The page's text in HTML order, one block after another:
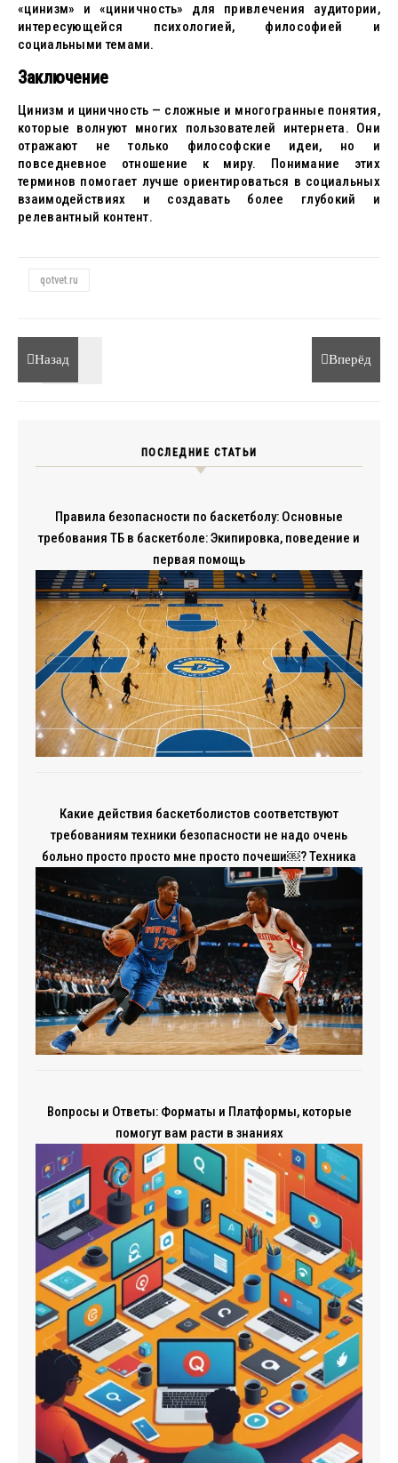
«цинизм» и «циничность» для привлечения аудитории,
интересующейся психологией, философией и
социальными темами.
Заключение
Цинизм и циничность — сложные и многогранные понятия,
которые волнуют многих пользователей интернета. Они
отражают не только философские идеи, но и
повседневное отношение к миру. Понимание этих
терминов помогает лучше ориентироваться в социальных
взаимодействиях и создавать более глубокий и
релевантный контент.
qotvet.ru
Назад Вперёд
ПОСЛЕДНИЕ СТАТЬИ
Правила безопасности по баскетболу: Основные
требования ТБ в баскетболе: Экипировка, поведение и
первая помощь
Какие действия баскетболистов соответствуют
требованиям техники безопасности не надо очень
больно просто просто мне просто почеши￼? Техника
Вопросы и Ответы: Форматы и Платформы, которые
помогут вам расти в знаниях